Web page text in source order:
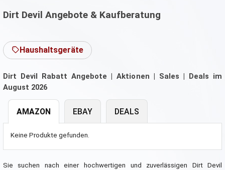
Dirt Devil Angebote & Kaufberatung
Haushaltsgeräte
Dirt Devil Rabatt Angebote | Aktionen | Sales | Deals im
August 2026
AMAZON
Keine Produkte gefunden.
EBAY DEALS
Sie suchen nach einer hochwertigen und zuverlässigen Dirt Devil